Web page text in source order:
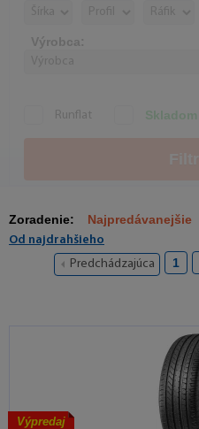
Výrobca:
Runflat Skladom
Zoradenie: Najpredávanejšie
Od najdrahšieho
Predchádzajúca
1
Výpredaj